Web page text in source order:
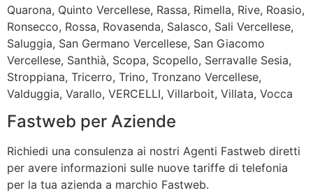
Quarona, Quinto Vercellese, Rassa, Rimella, Rive, Roasio,
Ronsecco, Rossa, Rovasenda, Salasco, Sali Vercellese,
Saluggia, San Germano Vercellese, San Giacomo
Vercellese, Santhià, Scopa, Scopello, Serravalle Sesia,
Stroppiana, Tricerro, Trino, Tronzano Vercellese,
Valduggia, Varallo, VERCELLI, Villarboit, Villata, Vocca
Fastweb per Aziende
Richiedi una consulenza ai nostri Agenti Fastweb diretti
per avere informazioni sulle nuove tariffe di telefonia
per la tua azienda a marchio Fastweb.